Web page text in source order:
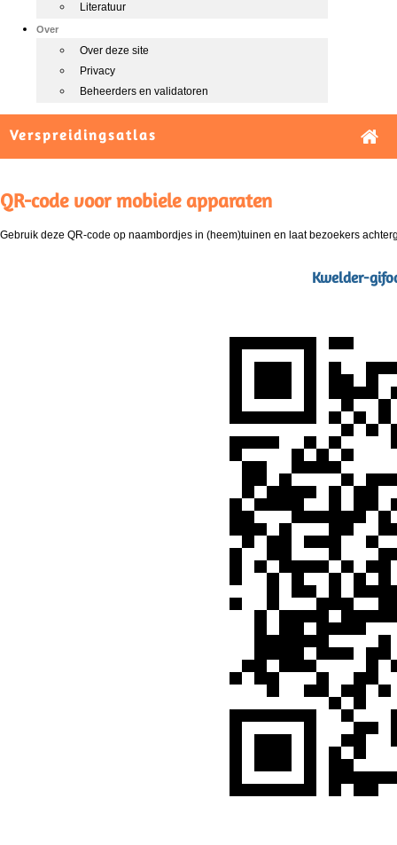
Literatuur
Over
Over deze site
Privacy
Beheerders en validatoren
Verspreidingsatlas
QR-code voor mobiele apparaten
Gebruik deze QR-code op naambordjes in (heem)tuinen en laat bezoekers
Kwelder-